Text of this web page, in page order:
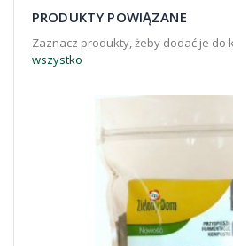
PRODUKTY POWIĄZANE
Zaznacz produkty, żeby dodać je do
wszystko